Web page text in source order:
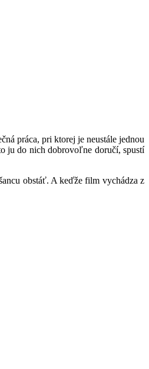
práca, pri ktorej je neustále jednou
ju do nich dobrovoľne doručí, spustí
obstáť. A keďže film vychádza z